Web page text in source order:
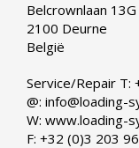
language
Belcrownlaan 13G
2100 Deurne
België
Service/Repair T:
@: info@loading-
W: www.loading-
F: +32 (0)3 203